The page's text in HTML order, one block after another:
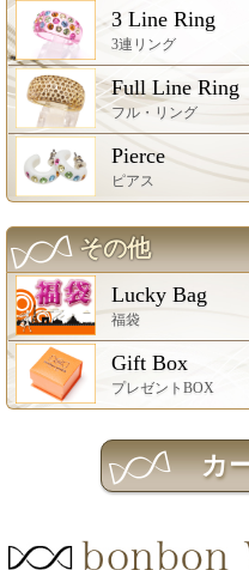
3 Line Ring
3連リング
Full Line Ring
フル・リング
Pierce
ピアス
その他
Lucky Bag
福袋
Gift Box
プレゼントBOX